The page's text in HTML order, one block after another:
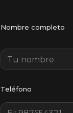
Nombre completo
Teléfono